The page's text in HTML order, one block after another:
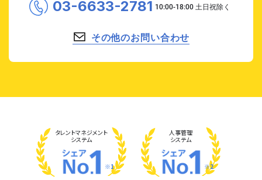
03-6633-2781
その他のお問い合わせ
タレントマネジメント
システム
※1
人事管理
システム
※2